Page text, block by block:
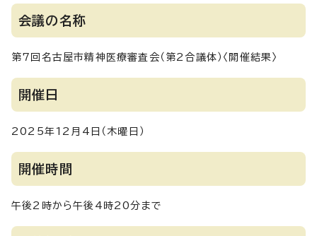
会議の名称
第7回名古屋市精神医療審査会（第2合議体）〈開催結果〉
開催日
2025年12月4日（木曜日）
開催時間
午後2時から午後4時20分まで